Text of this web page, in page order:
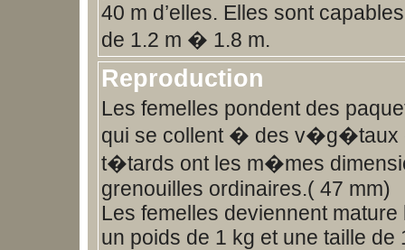
40 m d’elles. Elles sont
de 1.2 m � 1.8 m.
Reproduction
Les femelles pondent des
qui se collent � des v�g�taux
t�tards ont les m�mes
grenouilles ordinaires.( 47 mm)
Les femelles deviennent mature
un poids de 1 kg et une taille de